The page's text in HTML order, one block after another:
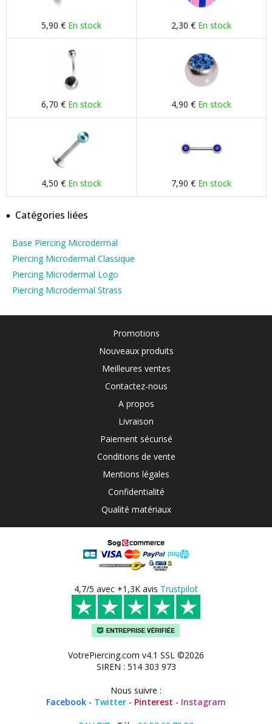
5,90 € En stock 2,30 € En stock
6,70 € En stock 4,90 € En stock
4,50 € En stock 7,90 € En stock
Catégories liées
Base Piercing Microdermal
Piercing Microdermal Classique
Piercing Microdermal Logo
Piercing Microdermal Strass
Promotions
Nouveaux produits
Meilleures ventes
Contactez-nous
A propos
Livraison
Paiement sécurisé
Conditions de vente
Mentions légales
Confidentialité
Qualité matériaux
4,7/5 avec +1,3K avis Trustpilot
VotrePiercing.com v4.1 SSL ©2026
SIREN : 514 303 973
Nous suivre :
Facebook - Twitter - Pinterest - Instagram